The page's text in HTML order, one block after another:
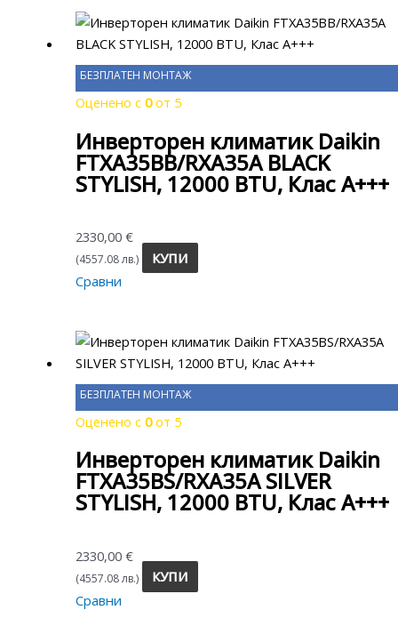
БЕЗПЛАТЕН МОНТАЖ
Оценено с0от 5
Инверторен климатик Daikin
FTXA35BB/RXA35A BLACK
STYLISH, 12000 BTU, Клас A+++
2330,00€
(4557.08 лв.)
КУПИ
Сравни
БЕЗПЛАТЕН МОНТАЖ
Оценено с0от 5
Инверторен климатик Daikin
FTXA35BS/RXA35A SILVER
STYLISH, 12000 BTU, Клас A+++
2330,00€
(4557.08 лв.)
КУПИ
Сравни